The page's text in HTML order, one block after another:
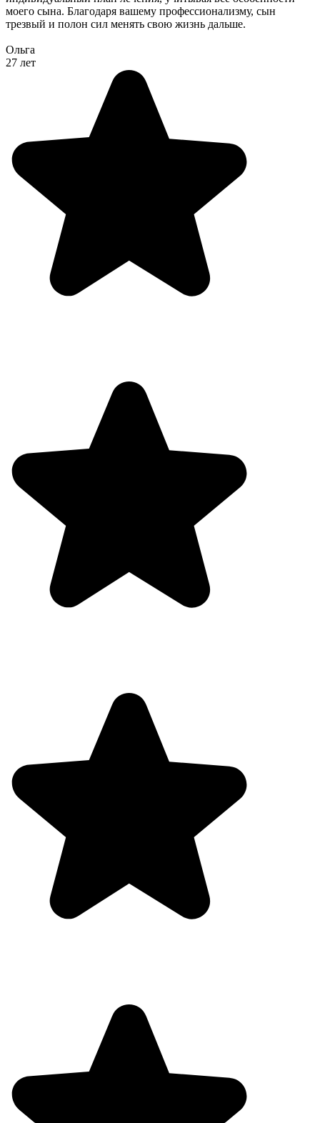
моего сына. Благодаря вашему профессионализму, сын
трезвый и полон сил менять свою жизнь дальше.
Ольга
27 лет